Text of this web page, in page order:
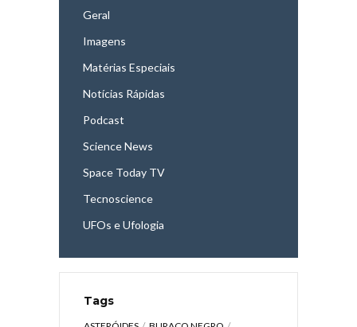
Geral
Imagens
Matérias Especiais
Notícias Rápidas
Podcast
Science News
Space Today TV
Tecnoscience
UFOs e Ufologia
Tags